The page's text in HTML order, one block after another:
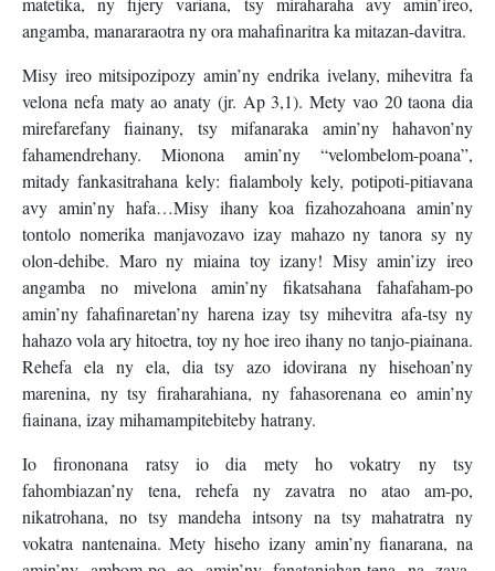
angamba, manararaotra ny ora mahafinaritra ka mitazan-davitra.
Misy ireo mitsipozipozy amin’ny endrika ivelany, mihevitra fa
velona nefa maty ao anaty (jr. Ap 3,1). Mety vao 20 taona dia
mirefarefany fiainany, tsy mifanaraka amin’ny hahavon’ny
fahamendrehany. Mionona amin’ny “velombelom-poana”,
mitady fankasitrahana kely: fialamboly kely, potipoti-pitiavana
avy amin’ny hafa…Misy ihany koa fizahozahoana amin’ny
tontolo nomerika manjavozavo izay mahazo ny tanora sy ny
olon-dehibe. Maro ny miaina toy izany! Misy amin’izy ireo
angamba no mivelona amin’ny fikatsahana fahafaham-po
amin’ny fahafinaretan’ny harena izay tsy mihevitra afa-tsy ny
hahazo vola ary hitoetra, toy ny hoe ireo ihany no tanjo-piainana.
Rehefa ela ny ela, dia tsy azo idovirana ny hisehoan’ny
marenina, ny tsy firaharahiana, ny fahasorenana eo amin’ny
fiainana, izay mihamampitebiteby hatrany.
Io firononana ratsy io dia mety ho vokatry ny tsy
fahombiazan’ny tena, rehefa ny zavatra no atao am-po,
nikatrohana, no tsy mandeha intsony na tsy mahatratra ny
vokatra nantenaina. Mety hiseho izany amin’ny fianarana, na